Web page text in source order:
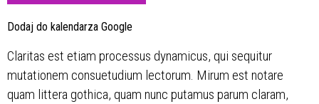
Miejsce
Organizator
Dodaj do kalendarza Google
Claritas est etiam processus dynamicus, qui sequitur
mutationem consuetudium lectorum. Mirum est notare
quam littera gothica, quam nunc putamus parum claram,